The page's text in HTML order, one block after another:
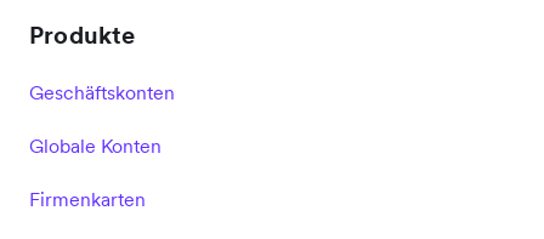
Produkte
Geschäftskonten
Globale Konten
Firmenkarten